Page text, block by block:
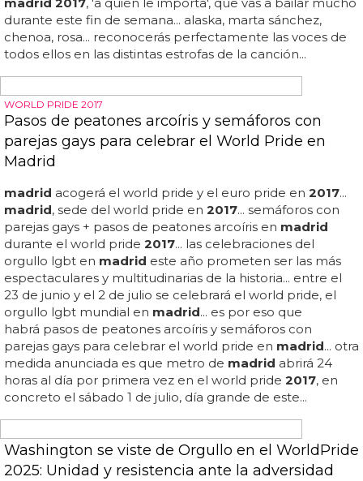
Escucha el himno oficial del World Pride Madrid
2017, 'A Quién Le Importa'
acogerá el world pride y el euro pride en2017...madrid
sede del world pride en2017... ya se había anunciado
hace un par de meses que el mayor himno gay de
españa se reinventaría por enésima vez para convertirse
en la canción emblema del orgullo lgbt más grande de
madrid ... y ahora por fin se ha estrenado, más vale tarde
que nunca: escucha el himno oficial del world pride
madrid 2017
, 'a quién le importa', que vas a bailar mucho
durante este fin de semana... alaska, marta sánchez,
chenoa, rosa... reconocerás perfectamente las voces de
todos ellos en las distintas estrofas de la canción...